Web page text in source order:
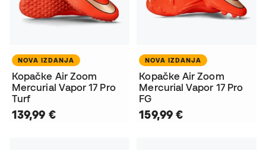
NOVA IZDANJA
Kopačke Air Zoom
Mercurial Vapor 17 Pro
Turf
139,99 €
NOVA IZDANJA
Kopačke Air Zoom
Mercurial Vapor 17 Pro
FG
159,99 €